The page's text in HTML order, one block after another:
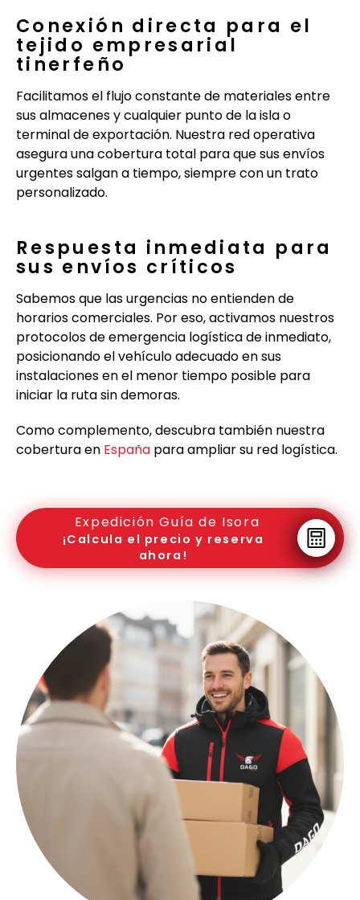
Conexión directa para el
tejido empresarial
tinerfeño
Facilitamos el flujo constante de materiales entre
sus almacenes y cualquier punto de la isla o
terminal de exportación. Nuestra red operativa
asegura una cobertura total para que sus envíos
urgentes salgan a tiempo, siempre con un trato
personalizado.
Respuesta inmediata para
sus envíos críticos
Sabemos que las urgencias no entienden de
horarios comerciales. Por eso, activamos nuestros
protocolos de emergencia logística de inmediato,
posicionando el vehículo adecuado en sus
instalaciones en el menor tiempo posible para
iniciar la ruta sin demoras.
Como complemento, descubra también nuestra
cobertura en España para ampliar su red logística.
Expedición Guía de Isora
¡Calcula el precio y reserva
ahora!